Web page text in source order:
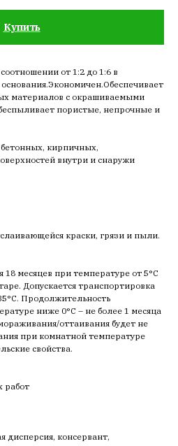
Купить
от 1:2 до 1:6 в
материалов с окрашиваемыми
пористые, непрочные и
кирпичных,
внутри и снаружи
краски, грязи и пыли.
месяцев при температуре от 5°С
Допускается транспортировка
Продолжительность
ниже 0°С – не более 1 месяца
оттаивания будет не
при комнатной температуре
свойства.
работ
дисперсия, консервант,